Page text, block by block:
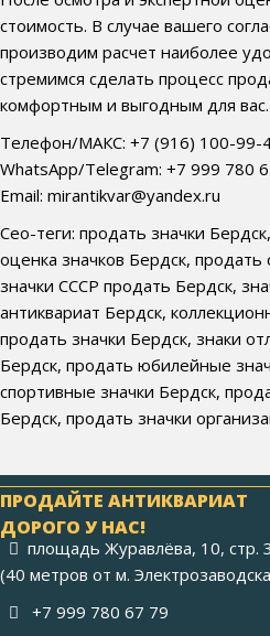
стоимость. В случае вашего
производим расчет наиболее
стремимся сделать процесс
комфортным и выгодным для вас.
Телефон/МАКС: +7 (916) 100-99-
WhatsApp/Telegram: +7 999 780
Email: mirantikvar@yandex.ru
Сео-теги: продать значки
оценка значков Бердск, продать
значки СССР продать Бердск,
антиквариат Бердск,
продать значки Бердск, знаки
Бердск, продать юбилейные
спортивные значки Бердск,
Бердск, продать значки
ПРОДАЙТЕ АНТИКВАРИАТ
ДОРОГО У НАС!
площадь Журавлёва, 10, стр. 3
(40 метров от м.
+7 999 780 67 79